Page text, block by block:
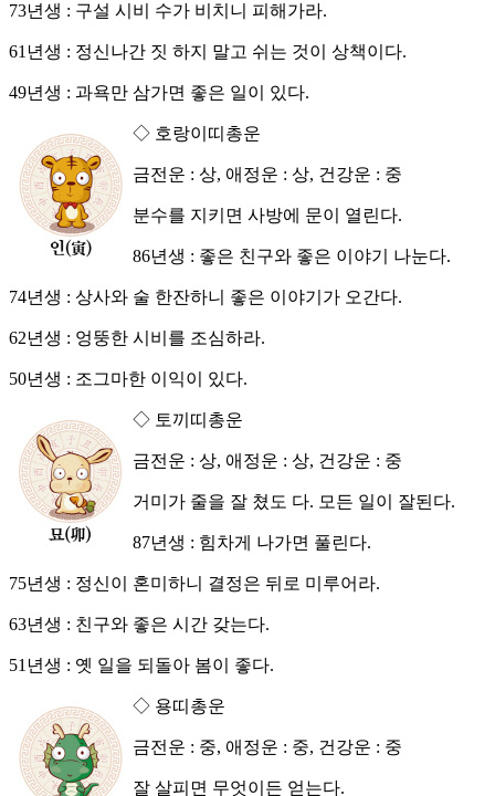
73년생 : 구설 시비 수가 비치니 피해가라.
61년생 : 정신나간 짓 하지 말고 쉬는 것이 상책이다.
49년생 : 과욕만 삼가면 좋은 일이 있다.
◇ 호랑이띠총운
금전운 : 상, 애정운 : 상, 건강운 : 중
분수를 지키면 사방에 문이 열린다.
86년생 : 좋은 친구와 좋은 이야기 나눈다.
74년생 : 상사와 술 한잔하니 좋은 이야기가 오간다.
62년생 : 엉뚱한 시비를 조심하라.
50년생 : 조그마한 이익이 있다.
◇ 토끼띠총운
금전운 : 상, 애정운 : 상, 건강운 : 중
거미가 줄을 잘 쳤도 다. 모든 일이 잘된다.
87년생 : 힘차게 나가면 풀린다.
75년생 : 정신이 혼미하니 결정은 뒤로 미루어라.
63년생 : 친구와 좋은 시간 갖는다.
51년생 : 옛 일을 되돌아 봄이 좋다.
◇ 용띠총운
금전운 : 중, 애정운 : 중, 건강운 : 중
잘 살피면 무엇이든 얻는다.